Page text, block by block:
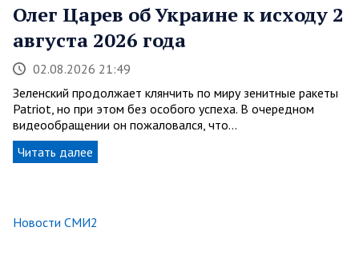
Олег Царев об Украине к исходу 2
августа 2026 года
02.08.2026 21:49
Зеленский продолжает клянчить по миру зенитные ракеты
Patriot, но при этом без особого успеха. В очередном
видеообращении он пожаловался, что…
Читать далее
Новости СМИ2